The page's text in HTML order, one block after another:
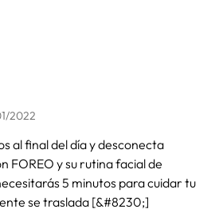
2022
al final del día y desconecta
FOREO y su rutina facial de
5 minutos para cuidar tu
se traslada [&#8230;]